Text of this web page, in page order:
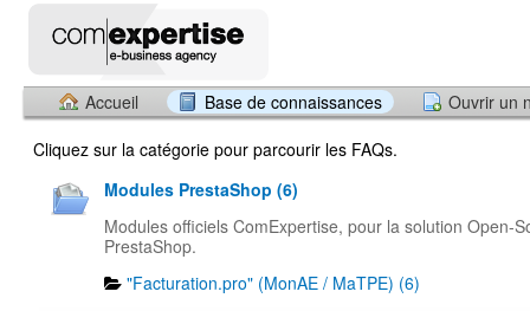
Accueil Base de connaissances
Ouvrir un
Cliquez sur la catégorie pour parcourir les FAQs.
Modules PrestaShop (6)
Modules officiels ComExpertise, pour la solution Open-
PrestaShop.
"Facturation.pro" (MonAE / MaTPE) (6)